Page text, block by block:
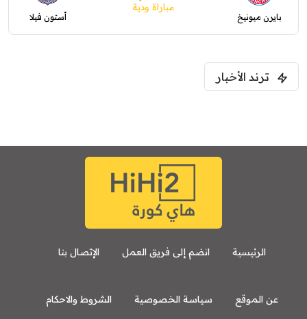
بايرن ميونيخ
مباراة ودية
أستون فيلا
ترند الأخبار
الرئيسية انضم إلى فريق العمل الإتصال بنا
عن الموقع سياسة الخصوصية الشروط والاحكام